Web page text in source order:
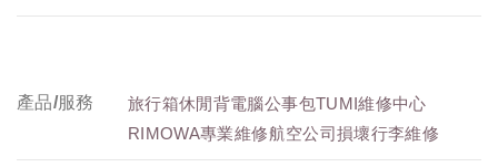
產品/服務
旅行箱休閒背電腦公事包TUMI維修中心
RIMOWA專業維修航空公司損壞行李維修